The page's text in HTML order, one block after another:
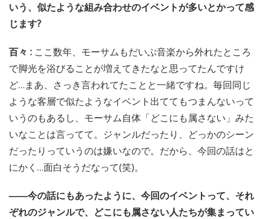
いう、似たような組み合わせのイベントが多いとかって感
じます?
百々 : ここ数年、モーサムもだいぶ音楽から外れたところ
で脚光を浴びることが増えてきたなと思ってたんですけ
ど…まあ、さっき言われてたことと一緒ですね。毎回同じ
ような客層で似たようなイベント出ててもつまんないって
いうのもあるし、モーサム自体「どこにも属さない」みた
いなことは言ってて。ジャンルだったり、どっかのシーン
だったりっていうのは嫌いなので。だから、今回の話はと
にかく…面白そうだなって(笑)。
――今の話にもあったように、今回のイベントって、それ
ぞれのジャンルで、どこにも属さない人たちが集まってい